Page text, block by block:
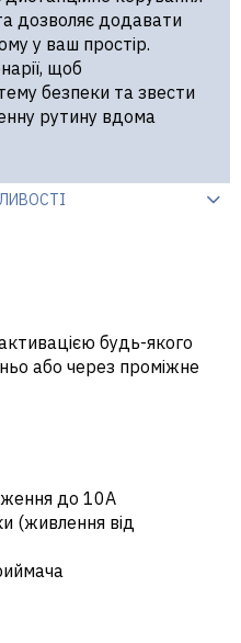
дозволяє додавати
у ваш простір.
щоб
безпеки та звести
рутину вдома
будь-якого
або через проміжне
до 10А
(живлення від